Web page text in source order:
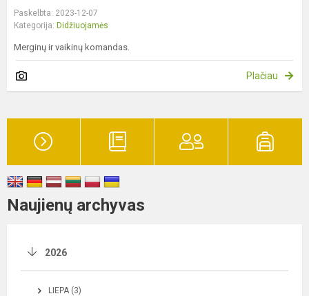
Paskelbta: 2023-12-07
Kategorija: Didžiuojamės
Merginų ir vaikinų komandas.
Plačiau
Naujienų archyvas
2026
LIEPA (3)